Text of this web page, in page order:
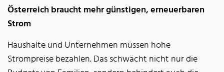
Österreich braucht mehr günstigen, erneuerbaren
Strom
Haushalte und Unternehmen müssen hohe
Strompreise bezahlen. Das schwächt nicht nur die